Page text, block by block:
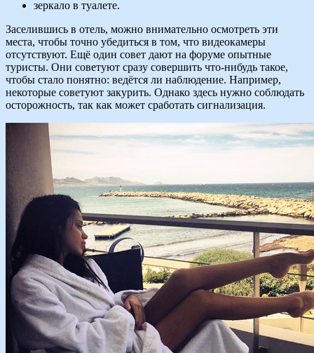
зеркало в туалете.
Заселившись в отель, можно внимательно осмотреть эти
места, чтобы точно убедиться в том, что видеокамеры
отсутствуют. Ещё один совет дают на форуме опытные
туристы. Они советуют сразу совершить что-нибудь такое,
чтобы стало понятно: ведётся ли наблюдение. Например,
некоторые советуют закурить. Однако здесь нужно соблюдать
осторожность, так как может сработать сигнализация.